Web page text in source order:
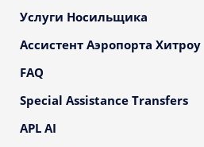
Услуги Носильщика
Ассистент Аэропорта Хитроу
FAQ
Special Assistance Transfers
APL AI